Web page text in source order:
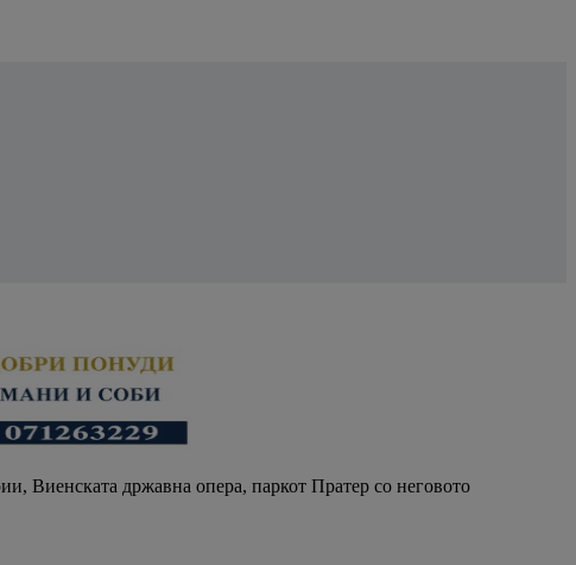
Виенската државна опера, паркот Пратер со неговото